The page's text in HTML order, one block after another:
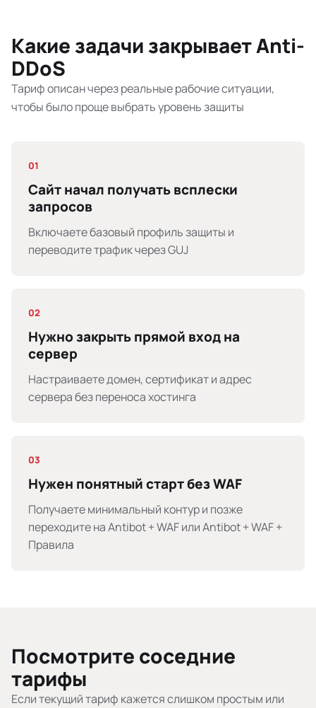
Какие задачи закрывает Anti-
DDoS
Тариф описан через реальные рабочие ситуации,
чтобы было проще выбрать уровень защиты
01
Сайт начал получать всплески
запросов
Включаете базовый профиль защиты и
переводите трафик через GUJ
02
Нужно закрыть прямой вход на
сервер
Настраиваете домен, сертификат и адрес
сервера без переноса хостинга
03
Нужен понятный старт без WAF
Получаете минимальный контур и позже
переходите на Antibot + WAF или Antibot + WAF +
Правила
Посмотрите соседние
тарифы
Если текущий тариф кажется слишком простым или